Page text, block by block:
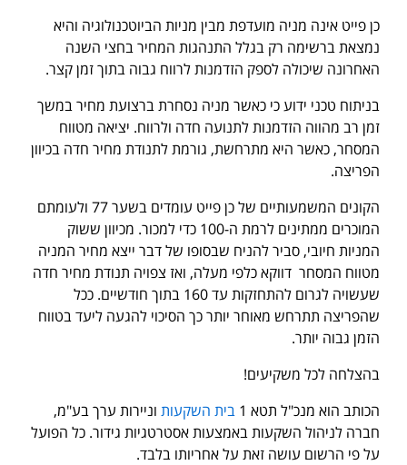
כן פייט אינה מניה מועדפת מבין מניות הביוטכנולוגיה והיא
נמצאת ברשימה רק בגלל התנהגות המחיר בחצי השנה
האחרונה שיכולה לספק הזדמנות לרווח גבוה בתוך זמן קצר.
בניתוח טכני ידוע כי כאשר מניה נסחרת ברצועת מחיר במשך
זמן רב מהווה הזדמנות לתנועה חדה ולרווח. יציאה מטווח
המסחר, כאשר היא מתרחשת, גורמת לתנודת מחיר חדה בכיוון
הפריצה.
הקונים המשמעותיים של כן פייט עומדים בשער 77 ולעומתם
המוכרים ממתינים לרמת ה-100 כדי למכור. מכיוון ששוק
המניות חיובי, סביר להניח שבסופו של דבר ייצא מחיר המניה
מטווח המסחר דווקא כלפי מעלה, ואז צפויה תנודת מחיר חדה
שעשויה לגרום להתחזקות עד 160 בתוך חודשיים. ככל
שהפריצה תתרחש מאוחר יותר כך הסיכוי להגעה ליעד בטווח
הזמן גבוה יותר.
בהצלחה לכל משקיעים!
הכותב הוא מנכ"ל תטא 1
בית השקעות וניירות ערך בע"מ,
חברה לניהול השקעות באמצעות אסטרטגיות גידור. כל הפועל
על פי הרשום עושה זאת על אחריותו בלבד.